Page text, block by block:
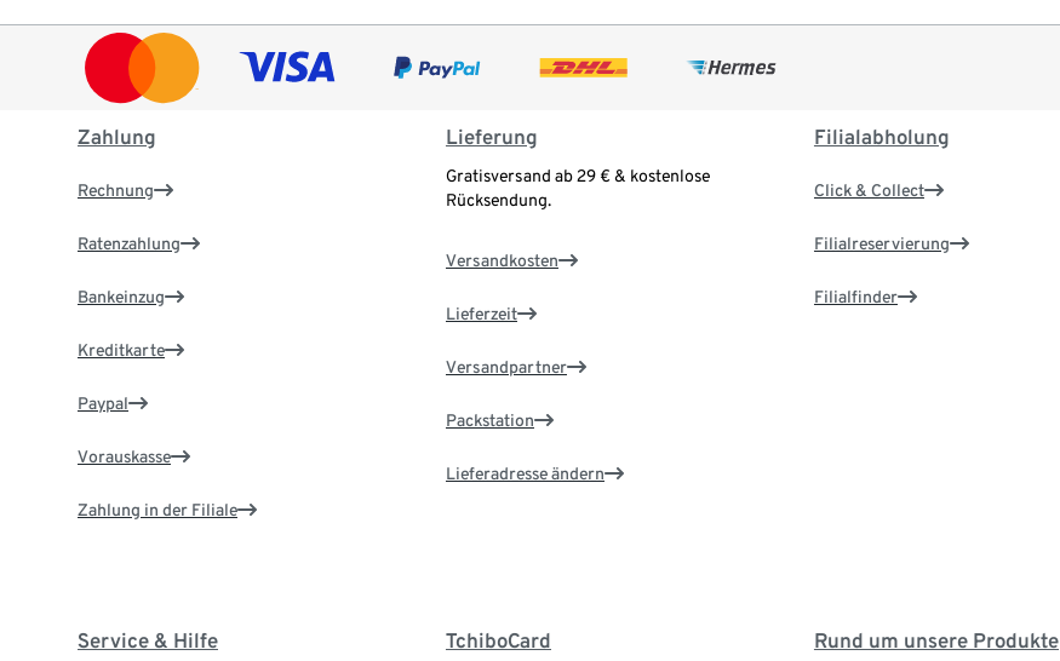
Zahlung
Rechnung
Ratenzahlung
Bankeinzug
Kreditkarte
Paypal
Vorauskasse
Zahlung in der Filiale
Lieferung
Gratisversand ab 29 € & kostenlose
Rücksendung.
Versandkosten
Lieferzeit
Versandpartner
Packstation
Lieferadresse ändern
Filialabholung
Click & Collect
Filialreservierung
Filialfinder
Service & Hilfe TchiboCard Rund um unsere Produkte